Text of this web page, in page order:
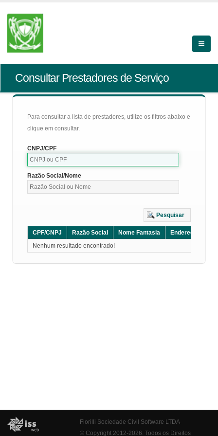
Consultar Prestadores de Serviço
Para consultar a lista de prestadores, utilize os filtros abaixo e
clique em consultar.
CNPJ/CPF
Razão Social/Nome
Pesquisar
CPF/CNPJ Razão Social Nome Fantasia Endereço
Nenhum resultado encontrado!
Fiorilli Sociedade Civil Software LTDA
© Copyright 2012-2026. Todos os Direitos